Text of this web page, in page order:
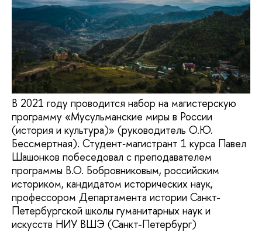
В 2021 году проводится набор на магистерскую
программу «Мусульманские миры в России
(история и культура)» (руководитель О.Ю.
Бессмертная). Студент‑магистрант 1 курса Павел
Шашонков побеседовал с преподавателем
программы В.О. Бобровниковым, российским
историком, кандидатом исторических наук,
профессором Департамента истории Санкт-
Петербургской школы гуманитарных наук и
искусств НИУ ВШЭ (Санкт-Петербург)